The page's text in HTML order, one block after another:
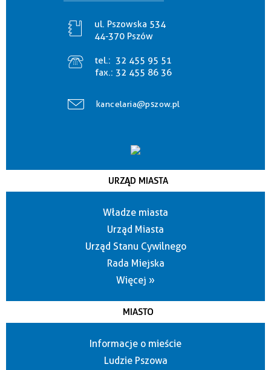
ul. Pszowska 534
44-370 Pszów
tel.: 32 455 95 51
fax.: 32 455 86 36
kancelaria@pszow.pl
URZĄD MIASTA
Władze miasta
Urząd Miasta
Urząd Stanu Cywilnego
Rada Miejska
Więcej »
MIASTO
Informacje o mieście
Ludzie Pszowa